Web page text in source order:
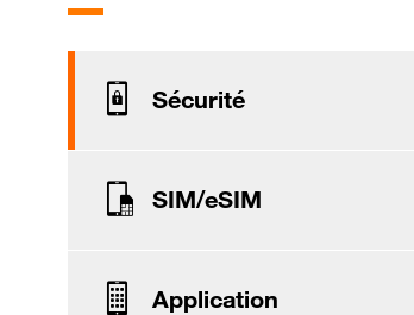
Sécurité
SIM/eSIM
Application